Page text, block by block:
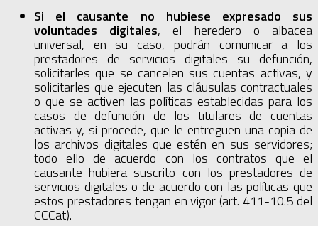
Si el causante no hubiese expresado sus
voluntades digitales, el heredero o albacea
universal, en su caso, podrán comunicar a los
prestadores de servicios digitales su defunción,
solicitarles que se cancelen sus cuentas activas, y
solicitarles que ejecuten las cláusulas contractuales
o que se activen las políticas establecidas para los
casos de defunción de los titulares de cuentas
activas y, si procede, que le entreguen una copia de
los archivos digitales que estén en sus servidores;
todo ello de acuerdo con los contratos que el
causante hubiera suscrito con los prestadores de
servicios digitales o de acuerdo con las políticas que
estos prestadores tengan en vigor (art. 411-10.5 del
CCCat).